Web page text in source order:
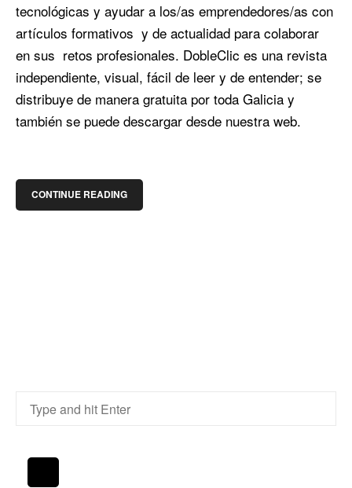
tecnológicas y ayudar a los/as emprendedores/as con
artículos formativos y de actualidad para colaborar
en sus retos profesionales. DobleClic es una revista
independiente, visual, fácil de leer y de entender; se
distribuye de manera gratuita por toda Galicia y
también se puede descargar desde nuestra web.
CONTINUE READING